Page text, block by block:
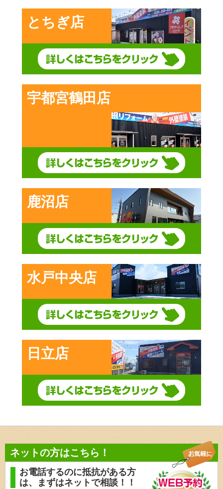
とちぎ店
宇都宮鶴田店
鹿沼店
水戸中央店
日立店
ネットの方はこちら！
お電話するのに抵抗がある方
は、
まずはネットで相談！！